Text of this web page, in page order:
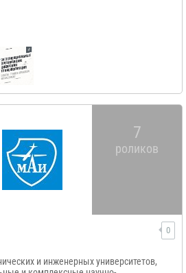
7
роликов
0
и инженерных университетов,